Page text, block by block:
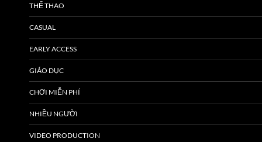
THỂ THAO
CASUAL
EARLY ACCESS
GIÁO DỤC
CHƠI MIỄN PHÍ
NHIỀU NGƯỜI
VIDEO PRODUCTION